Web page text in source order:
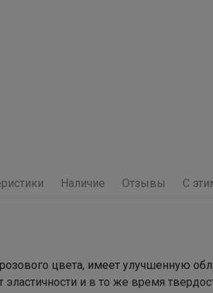
Наличие Отзывы С
цвета, имеет улучшенную
эластичности и в то же время